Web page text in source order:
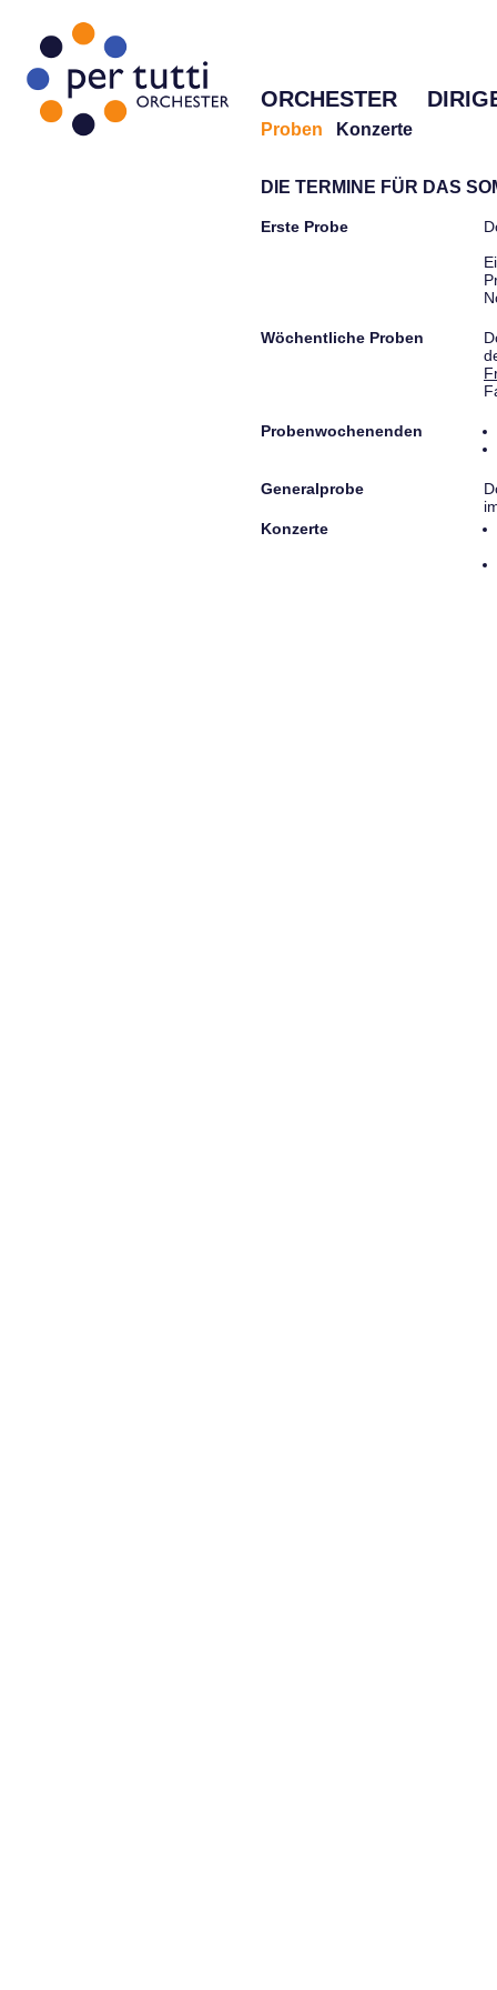
ORCHESTER
Proben Konzerte
DIE TERMINE FÜR DAS
Erste Probe
Wöchentliche Proben
Probenwochenenden
Generalprobe
Konzerte